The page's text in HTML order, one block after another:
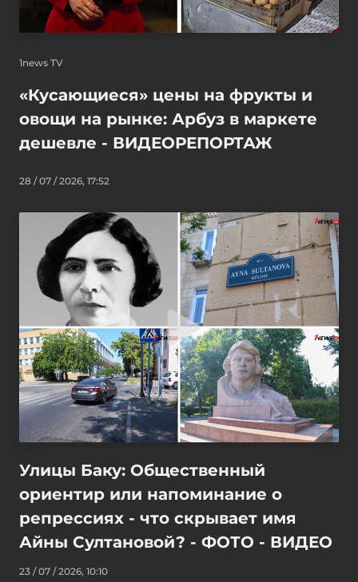
1news TV
«Кусающиеся» цены на фрукты и
овощи на рынке: Арбуз в маркете
дешевле - ВИДЕОРЕПОРТАЖ
28 / 07 / 2026, 17:52
Улицы Баку: Общественный
ориентир или напоминание о
репрессиях - что скрывает имя
Айны Султановой? - ФОТО - ВИДЕО
23 / 07 / 2026, 10:10